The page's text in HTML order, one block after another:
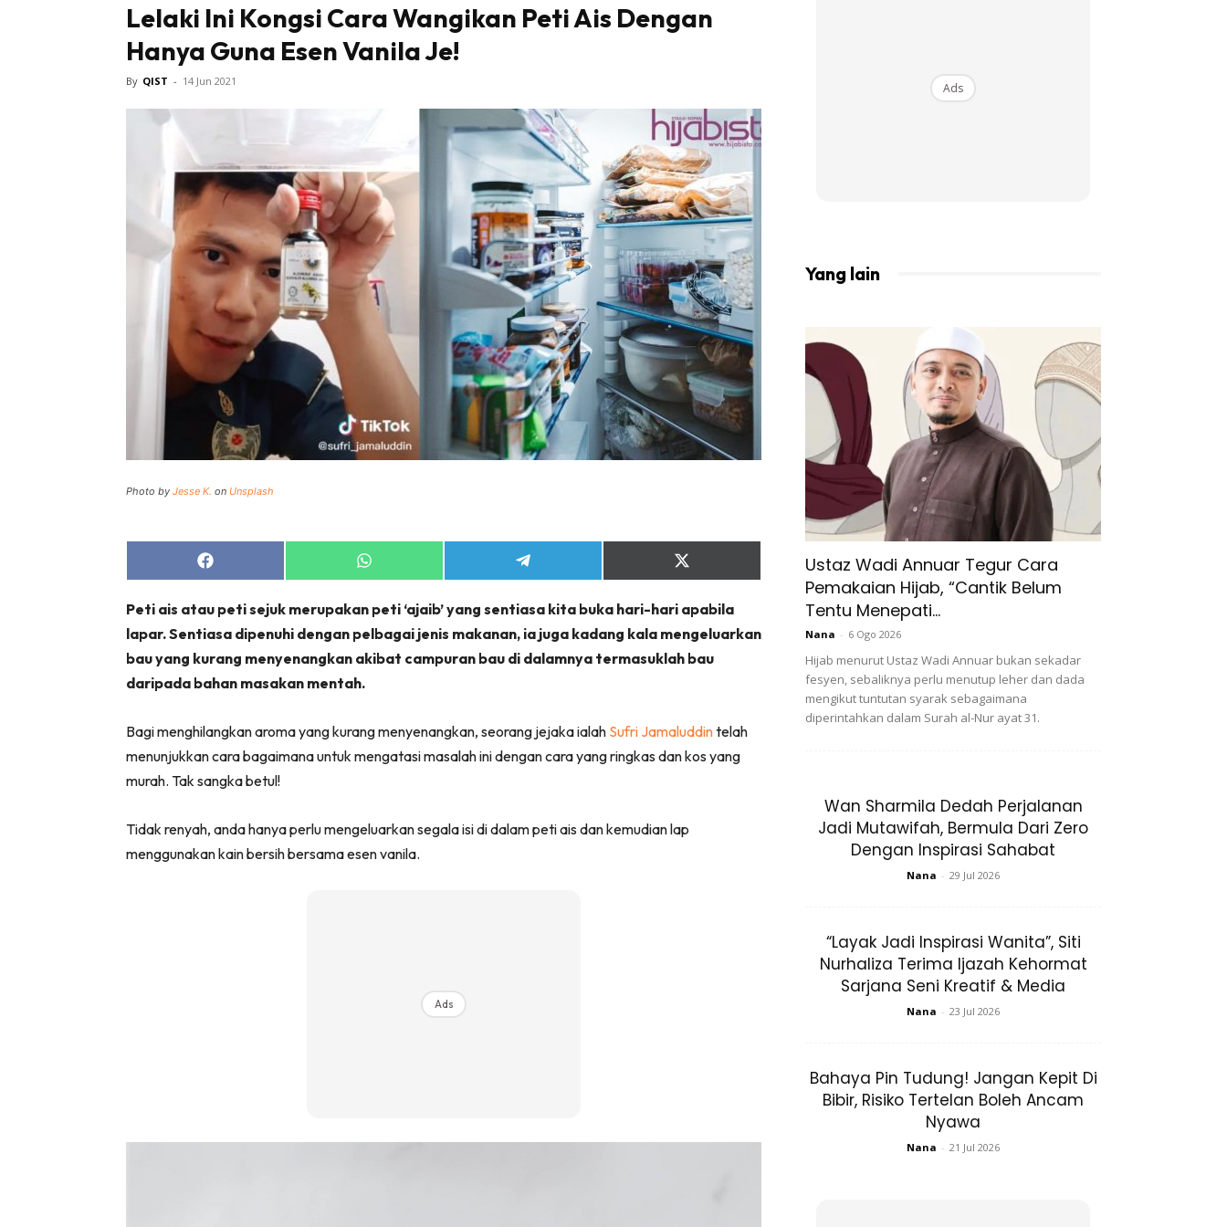
Tampil #1 on top dengan fashion muslimah terkini di HIJABISTA!
KLIK DI SEENI
Lelaki Ini Kongsi Cara Wangikan Peti Ais Dengan
Hanya Guna Esen Vanila Je!
By QIST - 14 Jun 2021
Photo by Jesse K. on Unsplash
Share
on
Share
on
Share
on
Share
on
(Twitter)
Peti ais atau peti sejuk merupakan peti ‘ajaib’ yang sentiasa kita buka hari-hari apabila
lapar. Sentiasa dipenuhi dengan pelbagai jenis makanan, ia juga kadang kala mengeluarkan
bau yang kurang menyenangkan akibat campuran bau di dalamnya termasuklah bau
daripada bahan masakan mentah.
Bagi menghilangkan aroma yang kurang menyenangkan, seorang jejaka ialah Sufri Jamaluddintelah
menunjukkan cara bagaimana untuk mengatasi masalah ini dengan cara yang ringkas dan kos yang
murah. Tak sangka betul!
Tidak renyah, anda hanya perlu mengeluarkan segala isi di dalam peti ais dan kemudian lap
menggunakan kain bersih bersama esen vanila.
Ads
Ads
Yang lain
Ustaz Wadi Annuar Tegur Cara
Pemakaian Hijab, “Cantik Belum
Tentu Menepati...
Nana - 6 Ogo 2026
Hijab menurut Ustaz Wadi Annuar bukan sekadar
fesyen, sebaliknya perlu menutup leher dan dada
mengikut tuntutan syarak sebagaimana
diperintahkan dalam Surah al-Nur ayat 31.
Wan Sharmila Dedah Perjalanan
Jadi Mutawifah, Bermula Dari Zero
Dengan Inspirasi Sahabat
Nana - 29 Jul 2026
“Layak Jadi Inspirasi Wanita”, Siti
Nurhaliza Terima Ijazah Kehormat
Sarjana Seni Kreatif & Media
Nana - 23 Jul 2026
Bahaya Pin Tudung! Jangan Kepit Di
Bibir, Risiko Tertelan Boleh Ancam
Nyawa
Nana - 21 Jul 2026